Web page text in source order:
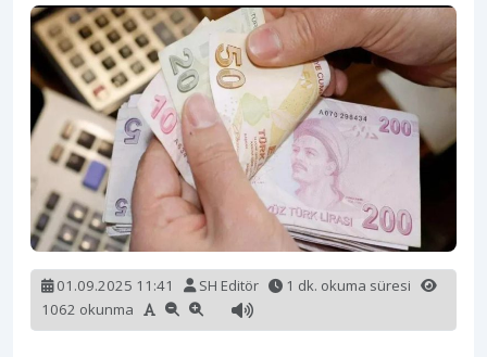
01.09.2025 11:41 SH Editör
1 dk. okuma süresi
1062 okunma